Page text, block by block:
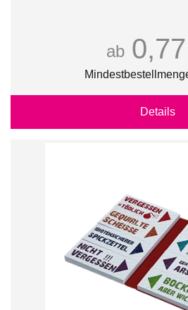
ab
Details